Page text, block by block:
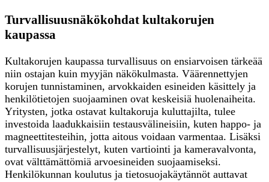
Turvallisuusnäkökohdat kultakorujen
kaupassa
Kultakorujen kaupassa turvallisuus on ensiarvoisen tärkeää
niin ostajan kuin myyjän näkökulmasta. Väärennettyjen
korujen tunnistaminen, arvokkaiden esineiden käsittely ja
henkilötietojen suojaaminen ovat keskeisiä huolenaiheita.
Yritysten, jotka ostavat kultakoruja kuluttajilta, tulee
investoida laadukkaisiin testausvälineisiin, kuten happo- ja
magneettitesteihin, jotta aitous voidaan varmentaa. Lisäksi
turvallisuusjärjestelyt, kuten vartiointi ja kameravalvonta,
ovat välttämättömiä arvoesineiden suojaamiseksi.
Henkilökunnan koulutus ja tietosuojakäytännöt auttavat